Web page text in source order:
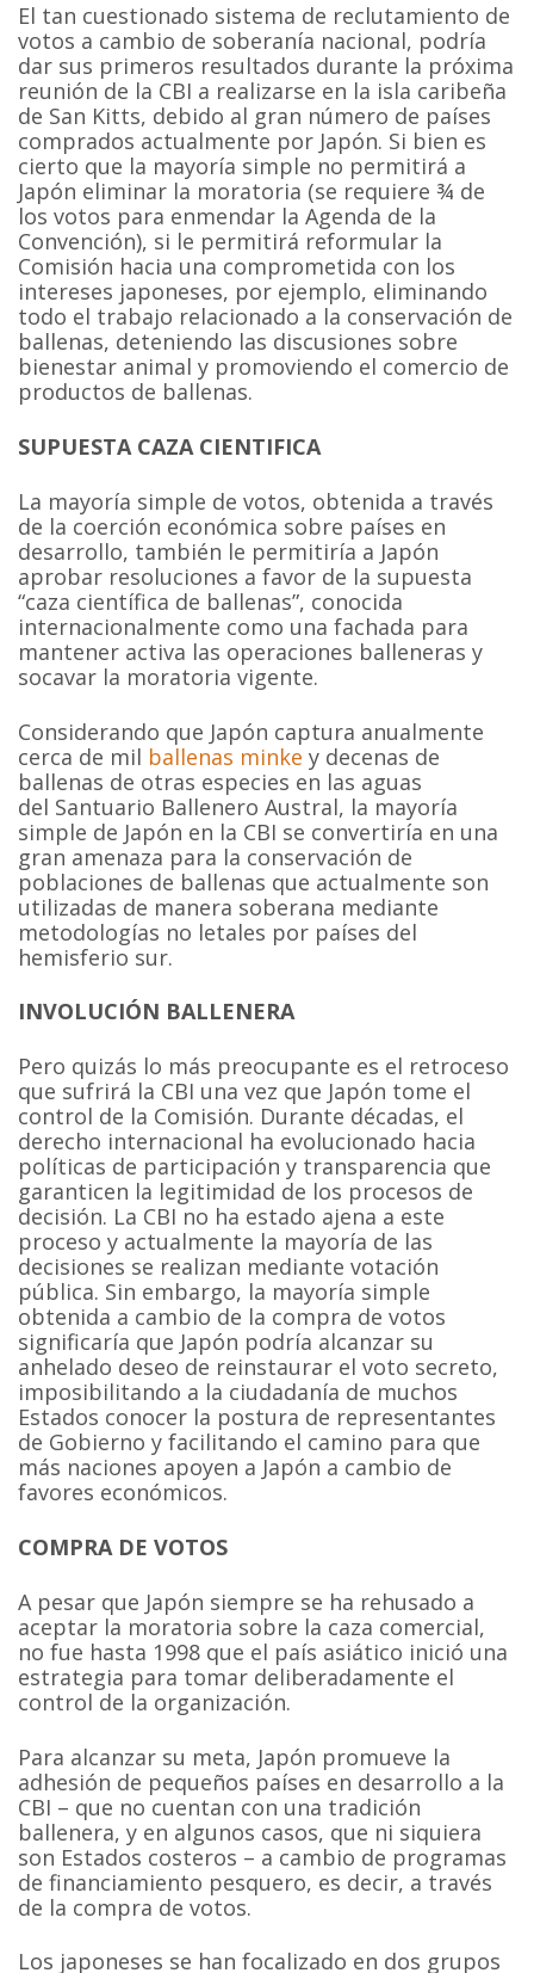
El tan cuestionado sistema de reclutamiento de
votos a cambio de soberanía nacional, podría
dar sus primeros resultados durante la próxima
reunión de la CBI a realizarse en la isla caribeña
de San Kitts, debido al gran número de países
comprados actualmente por Japón. Si bien es
cierto que la mayoría simple no permitirá a
Japón eliminar la moratoria (se requiere ¾ de
los votos para enmendar la Agenda de la
Convención), si le permitirá reformular la
Comisión hacia una comprometida con los
intereses japoneses, por ejemplo, eliminando
todo el trabajo relacionado a la conservación de
ballenas, deteniendo las discusiones sobre
bienestar animal y promoviendo el comercio de
productos de ballenas.
SUPUESTA CAZA CIENTIFICA
La mayoría simple de votos, obtenida a través
de la coerción económica sobre países en
desarrollo, también le permitiría a Japón
aprobar resoluciones a favor de la supuesta
“caza científica de ballenas”, conocida
internacionalmente como una fachada para
mantener activa las operaciones balleneras y
socavar la moratoria vigente.
Considerando que Japón captura anualmente
cerca de mil ballenas minke y decenas de
ballenas de otras especies en las aguas
del Santuario Ballenero Austral, la mayoría
simple de Japón en la CBI se convertiría en una
gran amenaza para la conservación de
poblaciones de ballenas que actualmente son
utilizadas de manera soberana mediante
metodologías no letales por países del
hemisferio sur.
INVOLUCIÓN BALLENERA
Pero quizás lo más preocupante es el retroceso
que sufrirá la CBI una vez que Japón tome el
control de la Comisión. Durante décadas, el
derecho internacional ha evolucionado hacia
políticas de participación y transparencia que
garanticen la legitimidad de los procesos de
decisión. La CBI no ha estado ajena a este
proceso y actualmente la mayoría de las
decisiones se realizan mediante votación
pública. Sin embargo, la mayoría simple
obtenida a cambio de la compra de votos
significaría que Japón podría alcanzar su
anhelado deseo de reinstaurar el voto secreto,
imposibilitando a la ciudadanía de muchos
Estados conocer la postura de representantes
de Gobierno y facilitando el camino para que
más naciones apoyen a Japón a cambio de
favores económicos.
COMPRA DE VOTOS
A pesar que Japón siempre se ha rehusado a
aceptar la moratoria sobre la caza comercial,
no fue hasta 1998 que el país asiático inició una
estrategia para tomar deliberadamente el
control de la organización.
Para alcanzar su meta, Japón promueve la
adhesión de pequeños países en desarrollo a la
CBI – que no cuentan con una tradición
ballenera, y en algunos casos, que ni siquiera
son Estados costeros – a cambio de programas
de financiamiento pesquero, es decir, a través
de la compra de votos.
Los japoneses se han focalizado en dos grupos